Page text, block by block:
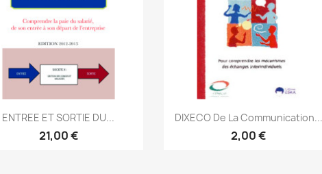
Aperçu rapide
ENTREE ET SORTIE DU...
21,00 €
Aperçu rapide
DIXECO De La Communication...
2,00 €